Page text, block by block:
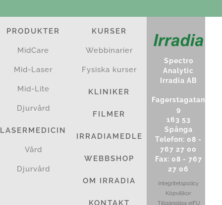
PRODUKTER
MidCare
Mid-Laser
Mid-Lite
Djurvård
LASERMEDICIN
Vård
Djurvård
KURSER
Webbinarier
Fysiska kurser
KLINIKER
FILMER
IRRADIAMEDLEM
WEBBSHOP
OM IRRADIA
KONTAKT
Spectro
Analytic
Irradia AB
Fagerstagatan
9
163 53
Spånga
Telefon: 08 -
767 27 00
Fax: 08 - 767
27 06
Integritetspolicy
Köpvillkor
Tillgängliga eIFU